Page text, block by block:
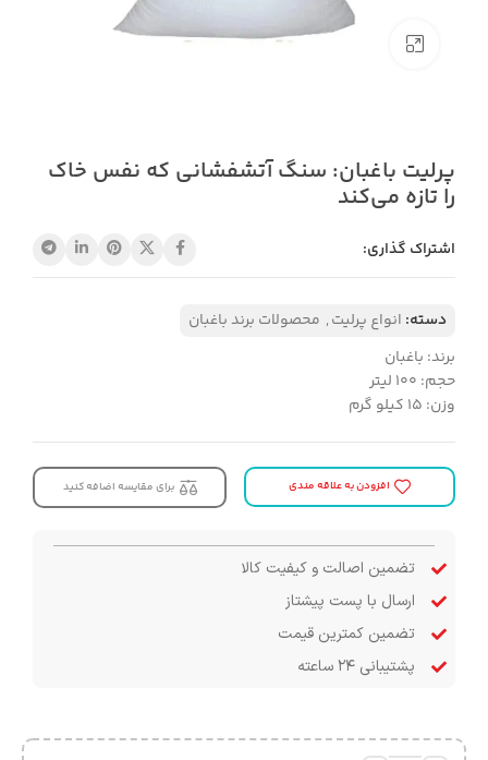
پرلیت باغبان: سنگ آتشفشانی که نفس خاک
را تازه می‌کند
اشتراک گذاری:
دسته: انواع پرلیت, محصولات برند باغبان
برند: باغبان
حجم: ۱۰۰ لیتر
وزن: 15 کیلو گرم
افزودن به علاقه مندی برای مقایسه اضافه کنید
تضمین اصالت و کیفیت کالا
ارسال با پست پیشتاز
تضمین کمترین قیمت
پشتیبانی ۲۴ ساعته